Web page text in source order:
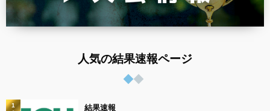
人気の結果速報ページ
結果速報
1